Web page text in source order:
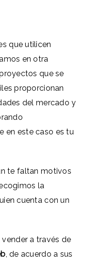
que utilicen
en otra
que se
proporcionan
del mercado y
en este caso es tu
te faltan motivos
la
cuenta con un
a través de
, de acuerdo a sus